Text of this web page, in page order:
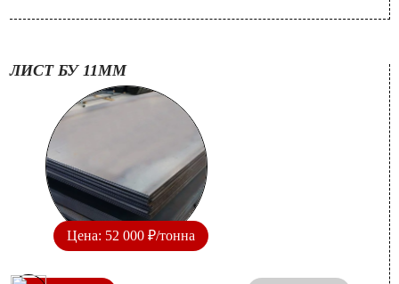
ЛИСТ БУ 11ММ
Цена: 52 000 ₽/тонна